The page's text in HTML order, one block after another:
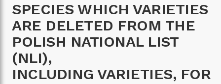
SPECIES WHICH VARIETIES
ARE DELETED FROM THE
POLISH NATIONAL LIST
(NLI),
INCLUDING VARIETIES, FOR